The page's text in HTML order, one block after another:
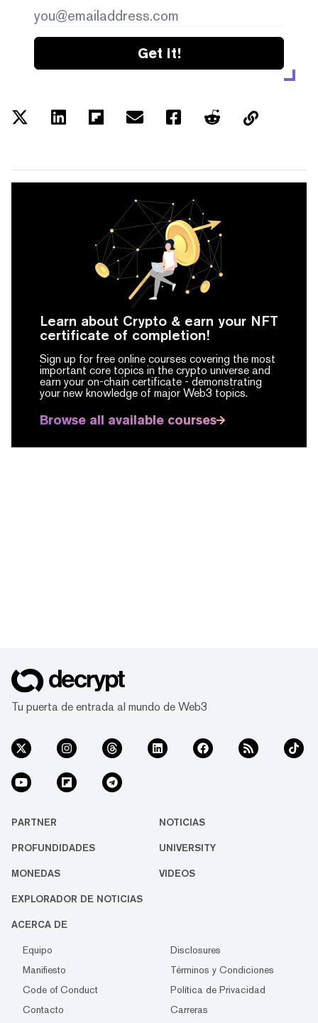
Get it!
Learn about Crypto & earn your NFT
certificate of completion!
Sign up for free online courses covering the most
important core topics in the crypto universe and
earn your on-chain certificate - demonstrating
your new knowledge of major Web3 topics.
Browse all available courses
Tu puerta de entrada al mundo de Web3
PARTNER NOTICIAS
PROFUNDIDADES UNIVERSITY
MONEDAS VIDEOS
EXPLORADOR DE NOTICIAS
ACERCA DE
Equipo
Disclosures
Manifiesto
Términos y Condiciones
Code of Conduct
Política de Privacidad
Contacto
Carreras